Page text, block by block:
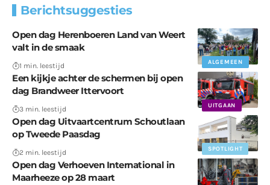
Berichtsuggesties
ALGEMEEN
Open dag Herenboeren Land van Weert
valt in de smaak
1 min. leestijd
UITGAAN
Een kijkje achter de schermen bij open
dag Brandweer Ittervoort
3 min. leestijd
SPOTLIGHT
Open dag Uitvaartcentrum Schoutlaan
op Tweede Paasdag
2 min. leestijd
Open dag Verhoeven International in
Maarheeze op 28 maart